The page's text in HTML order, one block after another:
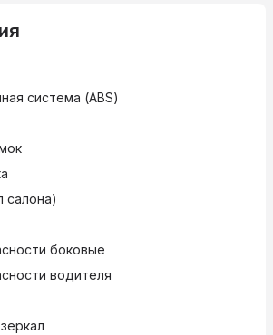
система (ABS)
салона)
боковые
водителя